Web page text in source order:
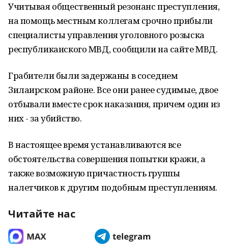
Учитывая общественный резонанс преступления,
на помощь местным коллегам срочно прибыли
специалисты управления уголовного розыска
республиканского МВД, сообщили на сайте МВД.
Грабители были задержаны в соседнем
Зилаирском районе. Все они ранее судимые, двое
отбывали вместе срок наказания, причем один из
них - за убийство.
В настоящее время устанавливаются все
обстоятельства совершения попытки кражи, а
также возможную причастность группы
налетчиков к другим подобным преступлениям.
Читайте нас